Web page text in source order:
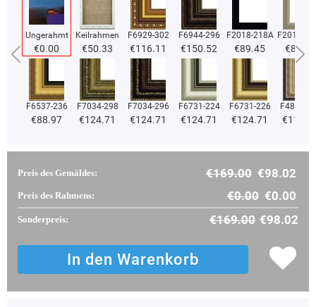
Ungerahmt
€0.00
Keilrahmen
€50.33
F6929-302
€116.11
F6944-296
€150.52
F2018-218A
€89.45
F2018-
€89.45
F6537-236
€88.97
F7034-298
€124.71
F7034-296
€124.71
F6731-224
€124.71
F6731-226
€124.71
F4827-
Preis des Gemäldes: €169.00 €98.02
Preis des Rahmens: €0.00 €0.00
Sonderpreis: €169.00 €98.02